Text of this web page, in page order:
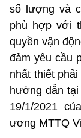
số lượng và
phù hợp với
quyền vận
đảm yêu cầu
nhất thiết
hướng dẫn
19/1/2021
ương MTTQ